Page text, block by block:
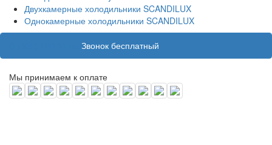
Двухкамерные холодильники SCANDILUX
Однокамерные холодильники SCANDILUX
Звонок бесплатный
Мы принимаем к оплате